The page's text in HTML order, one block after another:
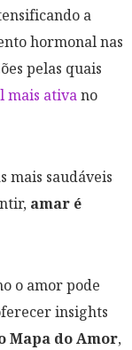
a
hormonal nas
pelas quais
mais ativano
mais saudáveis
amar é
o amor pode
insights
Mapa do Amor,